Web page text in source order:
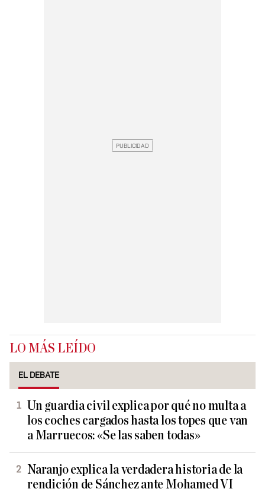
LO MÁS LEÍDO
EL DEBATE
Un guardia civil explica por qué no multa a
los coches cargados hasta los topes que van
a Marruecos: «Se las saben todas»
Naranjo explica la verdadera historia de la
rendición de Sánchez ante Mohamed VI